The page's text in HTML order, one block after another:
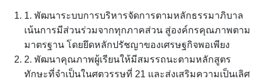
แผนพัฒนาคุณภาพการศึกษาขั้นพื้นฐานพ.ศ.2561-2564
แผนพัฒนาคุณภาพการศึกษาขั้นพื้นฐาน พ.ศ.2565-2567
กลุ่มบริหารงานการเงินและสินทรัพย์
กลุ่มบริหารงานบุคคล
วิเคราะห์ผลสอบ O-NET 2565
วิเคราะห์ผลสอบ O-NET 2567
AMSS++
คู่มือ AMSS++
สายตรง ผอ.เขต
1. พัฒนาระบบการบริหารจัดการตามหลักธรรมาภิบาล
เน้นการมีส่วนร่วมจากทุกภาคส่วน สู่องค์กรคุณภาพตาม
มาตรฐาน โดยยึดหลักปรัชญาของเศรษฐกิจพอเพียง
2. พัฒนาคุณภาพผู้เรียนให้มีสมรรถนะตามหลักสูตร
ทักษะที่จำเป็นในศตวรรษที่ 21 และส่งเสริมความเป็นเลิศ